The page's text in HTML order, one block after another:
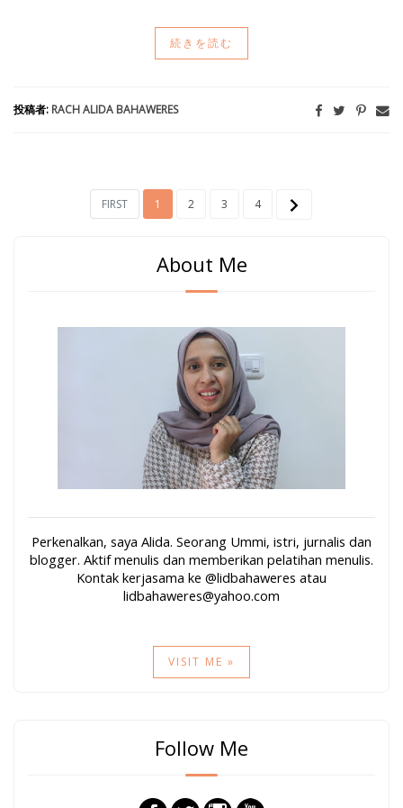
続きを読む
投稿者: RACH ALIDA BAHAWERES
FIRST 1 2 3 4
About Me
Perkenalkan, saya Alida. Seorang Ummi, istri, jurnalis dan
blogger. Aktif menulis dan memberikan pelatihan menulis.
Kontak kerjasama ke @lidbahaweres atau
lidbahaweres@yahoo.com
VISIT ME »
Follow Me